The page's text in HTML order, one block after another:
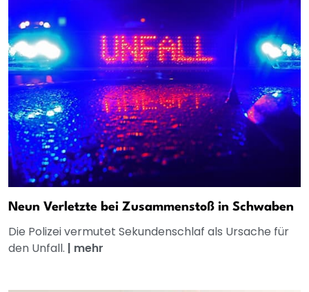
Neun Verletzte bei Zusammenstoß in Schwaben
Die Polizei vermutet Sekundenschlaf als Ursache für
den Unfall. | mehr